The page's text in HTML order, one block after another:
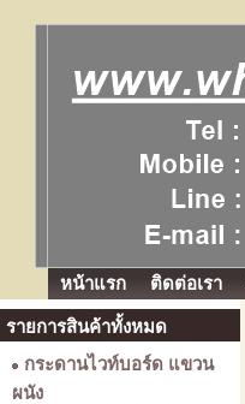
หน้าแรก ติดต่อเรา
รายการสินค้าทั้งหมด
กระดานไวท์บอร์ด แขวน
ผนัง